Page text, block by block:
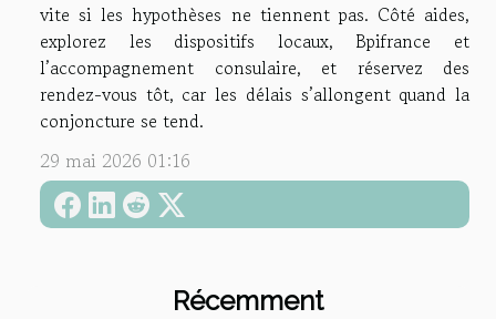
Récemment
vite si les hypothèses ne tiennent pas. Côté aides,
explorez les dispositifs locaux, Bpifrance et
l’accompagnement consulaire, et réservez des
rendez-vous tôt, car les délais s’allongent quand la
conjoncture se tend.
29 mai 2026 01:16